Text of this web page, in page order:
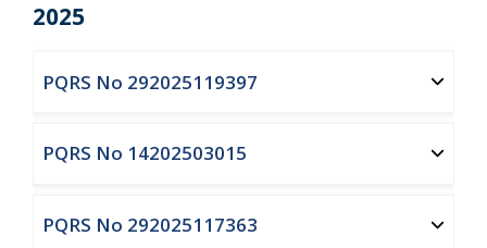
2025
PQRS No 292025119397
PQRS No 14202503015
PQRS No 292025117363